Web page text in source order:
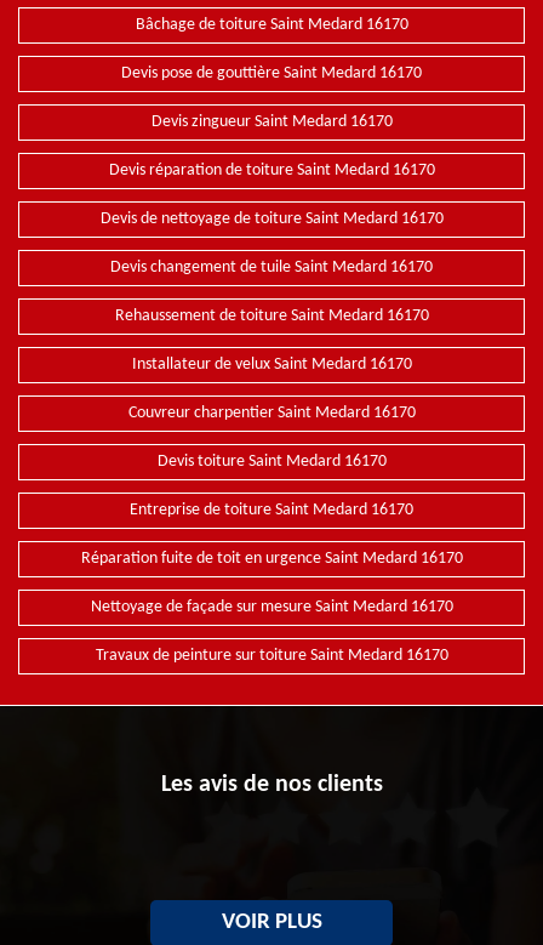
Bâchage de toiture Saint Medard 16170
Devis pose de gouttière Saint Medard 16170
Devis zingueur Saint Medard 16170
Devis réparation de toiture Saint Medard 16170
Devis de nettoyage de toiture Saint Medard 16170
Devis changement de tuile Saint Medard 16170
Rehaussement de toiture Saint Medard 16170
Installateur de velux Saint Medard 16170
Couvreur charpentier Saint Medard 16170
Devis toiture Saint Medard 16170
Entreprise de toiture Saint Medard 16170
Réparation fuite de toit en urgence Saint Medard 16170
Nettoyage de façade sur mesure Saint Medard 16170
Travaux de peinture sur toiture Saint Medard 16170
Les avis de nos clients
VOIR PLUS